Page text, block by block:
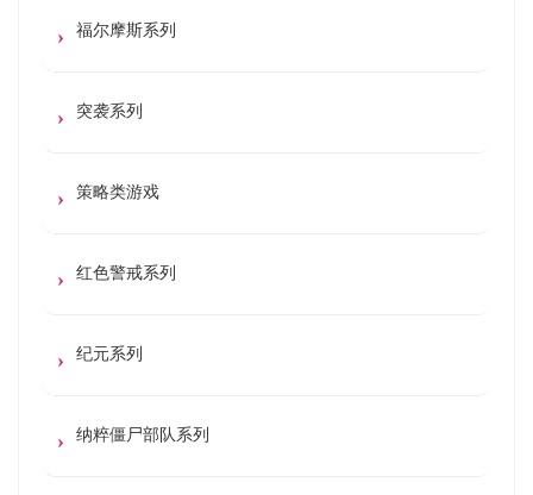
福尔摩斯系列
突袭系列
策略类游戏
红色警戒系列
纪元系列
纳粹僵尸部队系列